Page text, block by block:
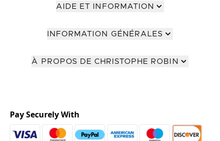
AIDE ET INFORMATION
INFORMATION GÉNÉRALES
À PROPOS DE CHRISTOPHE ROBIN
Pay Securely With